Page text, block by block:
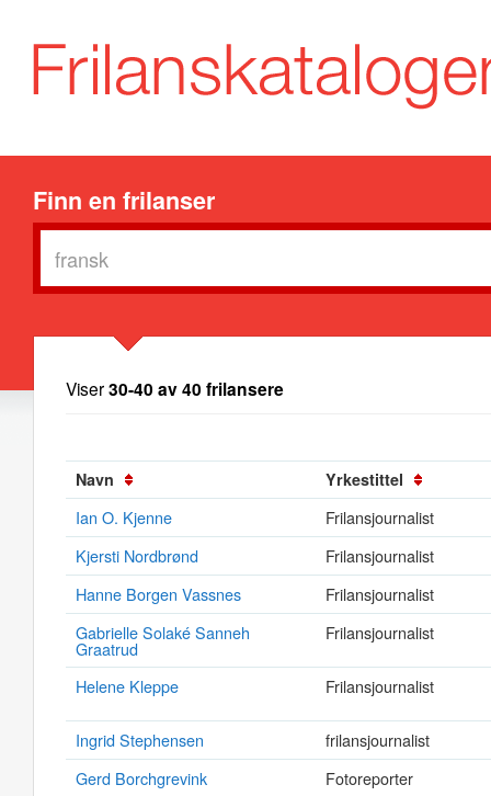
Finn en frilanser
Viser30-40 av 40 frilansere
Navn Yrkestittel
Ian O. Kjenne
Frilansjournalist
Kjersti Nordbrønd
Frilansjournalist
Hanne Borgen Vassnes
Frilansjournalist
Gabrielle Solaké Sanneh
Graatrud
Frilansjournalist
Helene Kleppe Frilansjournalist
Ingrid Stephensen
frilansjournalist
Gerd Borchgrevink
Fotoreporter